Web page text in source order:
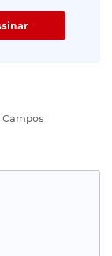
Campos